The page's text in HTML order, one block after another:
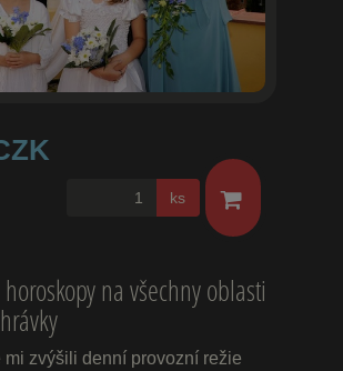
ks
na všechny oblasti
mi zvýšili denní provozní režie